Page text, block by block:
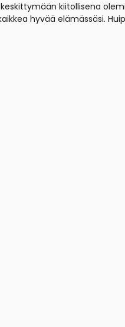
kiitollisena
hyvää elämässäsi.